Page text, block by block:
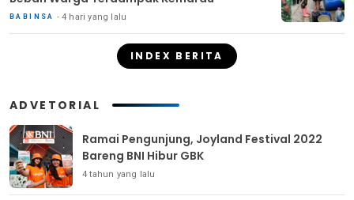
BABINSA 4 hari yang lalu
INDEX BERITA
ADVETORIAL
Ramai Pengunjung, Joyland Festival 2022
Bareng BNI Hibur GBK
4 tahun yang lalu